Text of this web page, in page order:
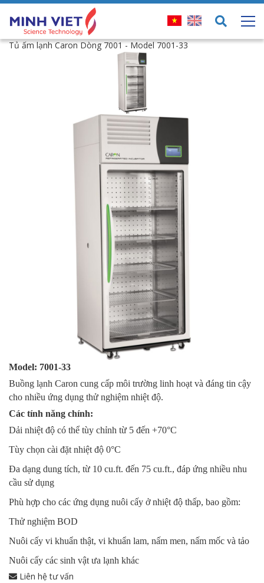
Tủ ấm lạnh Caron Dòng 7001 - Model 7001-33
Model: 7001-33
Buồng lạnh Caron cung cấp môi trường linh hoạt và đáng tin cậy
cho nhiều ứng dụng thử nghiệm nhiệt độ.
Các tính năng chính:
Dải nhiệt độ có thể tùy chỉnh từ 5 đến +70°C
Tùy chọn cài đặt nhiệt độ 0°C
Đa dạng dung tích, từ 10 cu.ft. đến 75 cu.ft., đáp ứng nhiều nhu
cầu sử dụng
Phù hợp cho các ứng dụng nuôi cấy ở nhiệt độ thấp, bao gồm:
Thử nghiệm BOD
Nuôi cấy vi khuẩn thật, vi khuẩn lam, nấm men, nấm mốc và tảo
Nuôi cấy các sinh vật ưa lạnh khác
Liên hệ tư vấn